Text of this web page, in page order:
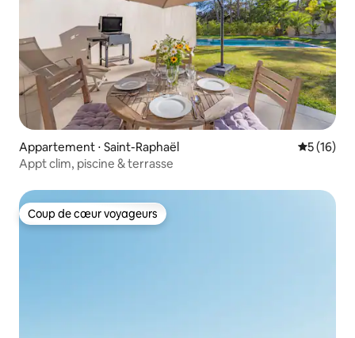
Appartement ⋅ Saint-Raphaël
5 (16)
Appt clim, piscine & terrasse
Coup de cœur voyageurs
Coup de cœur voyageurs